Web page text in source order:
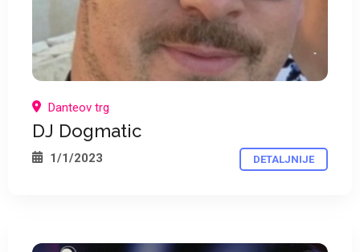
Danteov trg
DJ Dogmatic
1/1/2023 DETALJNIJE